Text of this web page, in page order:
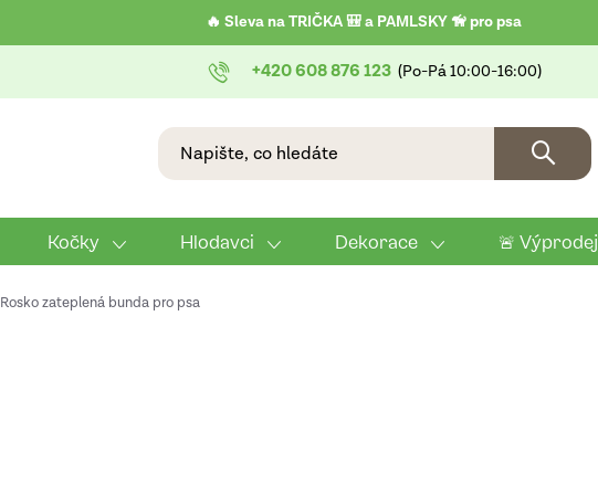
🔥 Sleva na TRIČKA 🎒 a PAMLSKY 🦮 pro psa
+420 608 876 123
Kočky Hlodavci Dekorace 🚨 Výprodej
Rosko zateplená bunda pro psa